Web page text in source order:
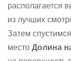
располагается
из лучших
Затем
место Долина